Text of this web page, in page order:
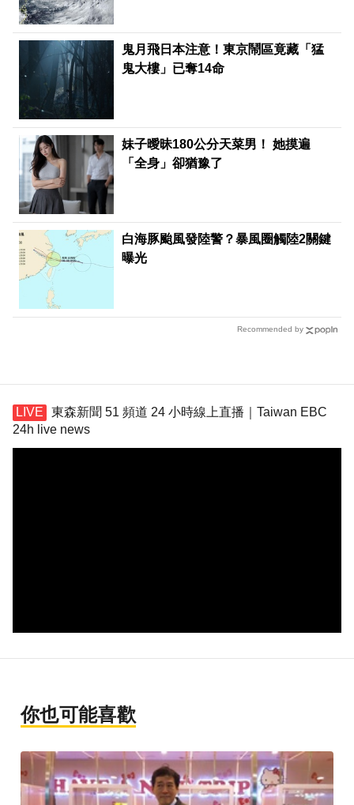
鬼月飛日本注意！東京鬧區竟藏「猛
鬼大樓」已奪14命
妹子曖昧180公分天菜男！ 她摸遍
「全身」卻猶豫了
白海豚颱風發陸警？暴風圈觸陸2關鍵
曝光
Recommended by
東森新聞 51 頻道 24 小時線上直播｜Taiwan EBC
24h live news
你也可能喜歡